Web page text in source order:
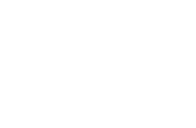
som driver tillväxt
via knappen ovan,